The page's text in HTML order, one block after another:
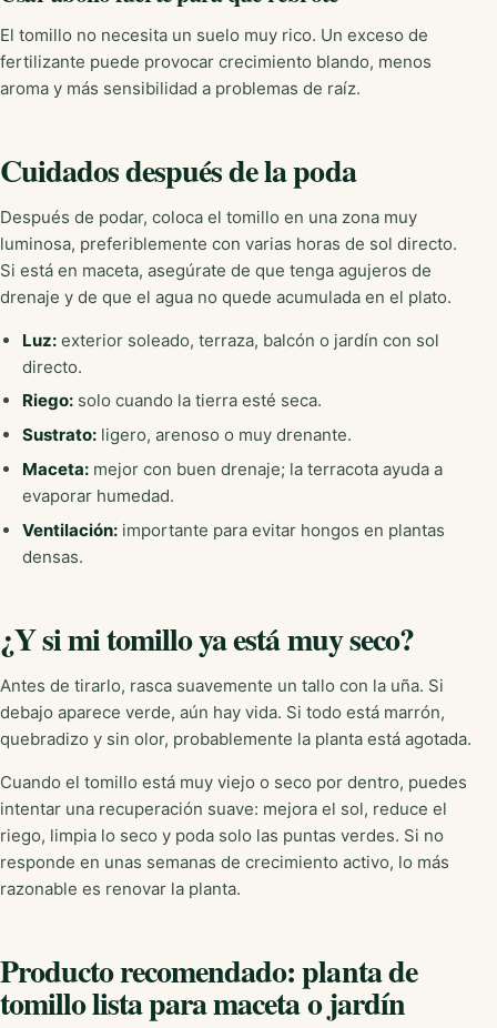
El tomillo no necesita un suelo muy rico. Un exceso de
fertilizante puede provocar crecimiento blando, menos
aroma y más sensibilidad a problemas de raíz.
Cuidados después de la poda
Después de podar, coloca el tomillo en una zona muy
luminosa, preferiblemente con varias horas de sol directo.
Si está en maceta, asegúrate de que tenga agujeros de
drenaje y de que el agua no quede acumulada en el plato.
Luz:exterior soleado, terraza, balcón o jardín con sol
directo.
Riego:solo cuando la tierra esté seca.
Sustrato:ligero, arenoso o muy drenante.
Maceta:mejor con buen drenaje; la terracota ayuda a
evaporar humedad.
Ventilación:importante para evitar hongos en plantas
densas.
¿Y si mi tomillo ya está muy seco?
Antes de tirarlo, rasca suavemente un tallo con la uña. Si
debajo aparece verde, aún hay vida. Si todo está marrón,
quebradizo y sin olor, probablemente la planta está agotada.
Cuando el tomillo está muy viejo o seco por dentro, puedes
intentar una recuperación suave: mejora el sol, reduce el
riego, limpia lo seco y poda solo las puntas verdes. Si no
responde en unas semanas de crecimiento activo, lo más
razonable es renovar la planta.
Producto recomendado: planta de
tomillo lista para maceta o jardín